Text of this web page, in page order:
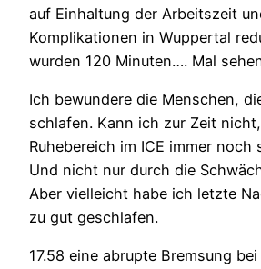
auf Einhaltung der Arbeitszeit
Komplikationen in Wuppertal
wurden 120 Minuten…. Mal
Ich bewundere die Menschen,
schlafen. Kann ich zur Zeit
Ruhebereich im ICE immer noch
Und nicht nur durch die
Aber vielleicht habe ich letzte
zu gut geschlafen.
17.58 eine abrupte Bremsung